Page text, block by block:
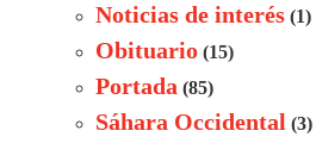
Noticias de interés (1)
Obituario (15)
Portada (85)
Sáhara Occidental (3)